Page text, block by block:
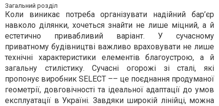
Загальний розділ
Коли виникає потреба організувати надійний бар’єр
навколо ділянки, хочеться знайти не лише міцний, а й
естетично привабливий варіант. У сучасному
приватному будівництві важливо враховувати не лише
технічні характеристики елементів благоустрою, а й
загальну стилістику. Сучасні огорожі зі сталі, які
пропонує виробник SELECT –– це поєднання продуманої
геометрії, довговічності та ідеальної адаптації до умов
експлуатації в Україні. Завдяки широкій лінійці, можна